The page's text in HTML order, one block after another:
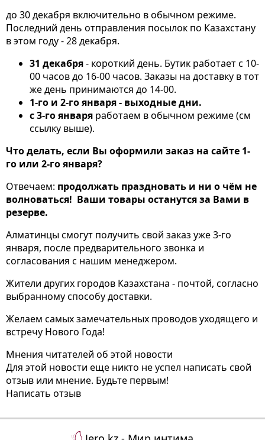
до 30 декабря включительно в обычном режиме.
Последний день отправления посылок по Казахстану
в этом году - 28 декабря.
31 декабря- короткий день. Бутик работает с 10-
00 часов до 16-00 часов. Заказы на доставку в тот
же день принимаются до 14-00.
1-го и 2-го января - выходные дни.
с 3-го января работаем в обычном режиме (см
ссылку выше).
Что делать, если Вы оформили заказ на сайте 1-
го или 2-го января?
Отвечаем: продолжать праздновать и ни о чём не
волноваться! Ваши товары останутся за Вами в
резерве.
Алматинцы смогут получить свой заказ уже 3-го
января, после предварительного звонка и
согласования с нашим менеджером.
Жители других городов Казахстана - почтой, согласно
выбранному способу доставки.
Желаем самых замечательных проводов уходящего и
встречу Нового Года!
Мнения читателей об этой новости
Для этой новости еще никто не успел написать свой
отзыв или мнение. Будьте первым!
Написать отзыв